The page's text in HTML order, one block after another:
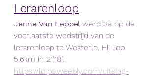
Lerarenloop
Jenne Van Eepoel werd 3e op de
voorlaatste wedstrijd van de
lerarenloop te Westerlo. Hij liep
5,6km in 21'18".
https://lclpo.weebly.com/uitslag-